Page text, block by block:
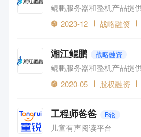
鲲鹏服务器和整机产品提
2023-12 战略融资
湘江鲲鹏 战略融资
鲲鹏服务器和整机产品提
2020-05 股权融资
工程师爸爸 B轮
儿童有声阅读平台